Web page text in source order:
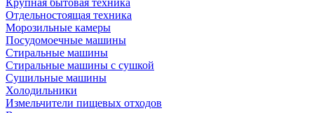
Крупная бытовая техника
Отдельностоящая техника
Морозильные камеры
Посудомоечные машины
Стиральные машины
Стиральные машины с сушкой
Сушильные машины
Холодильники
Измельчители пищевых отходов